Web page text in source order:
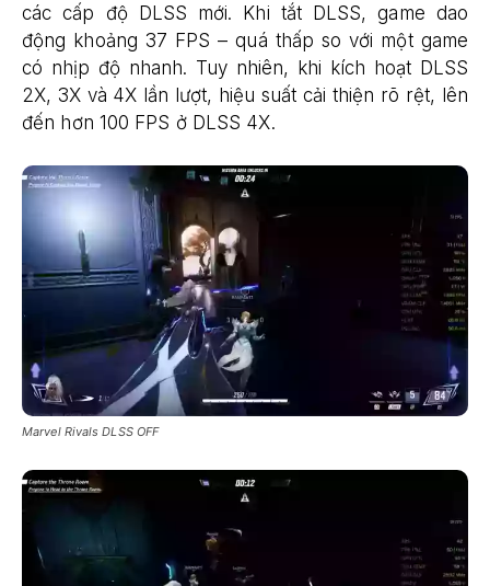
các cấp độ DLSS mới. Khi tắt DLSS, game dao
động khoảng 37 FPS – quá thấp so với một game
có nhịp độ nhanh. Tuy nhiên, khi kích hoạt DLSS
2X, 3X và 4X lần lượt, hiệu suất cải thiện rõ rệt, lên
đến hơn 100 FPS ở DLSS 4X.
Marvel Rivals DLSS OFF